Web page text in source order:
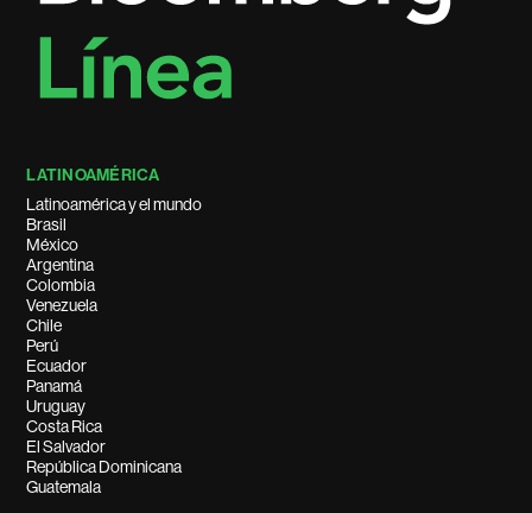
LATINOAMÉRICA
Latinoamérica y el mundo
Brasil
México
Argentina
Colombia
Venezuela
Chile
Perú
Ecuador
Panamá
Uruguay
Costa Rica
El Salvador
República Dominicana
Guatemala